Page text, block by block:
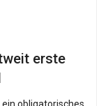
erste